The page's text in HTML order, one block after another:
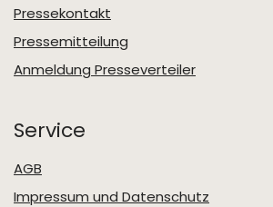
Pressekontakt
Pressemitteilung
Anmeldung Presseverteiler
Service
AGB
Impressum und Datenschutz